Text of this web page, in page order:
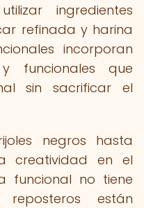
ingredientes
refinada y harina
incorporan
funcionales que
sin sacrificar el
negros hasta
creatividad en el
funcional no tiene
están